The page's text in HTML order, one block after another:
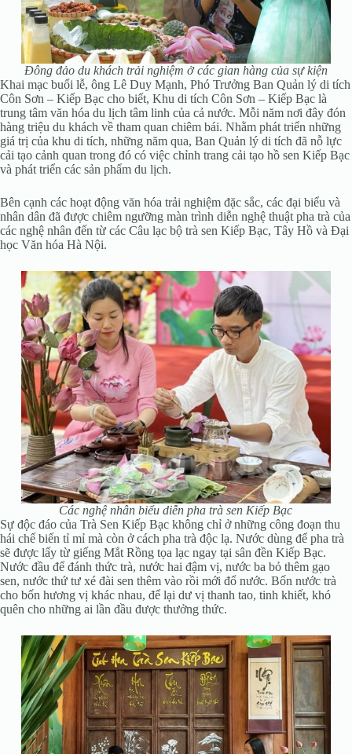
Đông đảo du khách trải nghiệm ở các gian hàng của sự kiện
Khai mạc buổi lễ, ông Lê Duy Mạnh, Phó Trưởng Ban Quản lý di tích
Côn Sơn – Kiếp Bạc cho biết, Khu di tích Côn Sơn – Kiếp Bạc là
trung tâm văn hóa du lịch tâm linh của cả nước. Mỗi năm nơi đây đón
hàng triệu du khách về tham quan chiêm bái. Nhằm phát triển những
giá trị của khu di tích, những năm qua, Ban Quản lý di tích đã nỗ lực
cải tạo cảnh quan trong đó có việc chỉnh trang cải tạo hồ sen Kiếp Bạc
và phát triển các sản phẩm du lịch.
Bên cạnh các hoạt động văn hóa trải nghiệm đặc sắc, các đại biểu và
nhân dân đã được chiêm ngưỡng màn trình diễn nghệ thuật pha trà của
các nghệ nhân đến từ các Câu lạc bộ trà sen Kiếp Bạc, Tây Hồ và Đại
học Văn hóa Hà Nội.
Các nghệ nhân biểu diễn pha trà sen Kiếp Bạc
Sự độc đáo của Trà Sen Kiếp Bạc không chỉ ở những công đoạn thu
hái chế biến tỉ mỉ mà còn ở cách pha trà độc lạ. Nước dùng để pha trà
sẽ được lấy từ giếng Mắt Rồng tọa lạc ngay tại sân đền Kiếp Bạc.
Nước đầu để đánh thức trà, nước hai đậm vị, nước ba bỏ thêm gạo
sen, nước thứ tư xé đài sen thêm vào rồi mới đổ nước. Bốn nước trà
cho bốn hương vị khác nhau, để lại dư vị thanh tao, tinh khiết, khó
quên cho những ai lần đầu được thưởng thức.